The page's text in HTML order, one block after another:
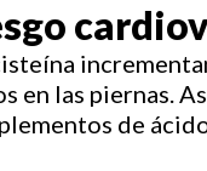
en las piernas.
de